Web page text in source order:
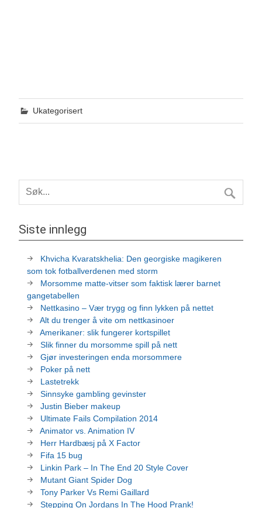
Ukategorisert
Siste innlegg
Khvicha Kvaratskhelia: Den georgiske magikeren
som tok fotballverdenen med storm
Morsomme matte-vitser som faktisk lærer barnet
gangetabellen
Nettkasino – Vær trygg og finn lykken på nettet
Alt du trenger å vite om nettkasinoer
Amerikaner: slik fungerer kortspillet
Slik finner du morsomme spill på nett
Gjør investeringen enda morsommere
Poker på nett
Lastetrekk
Sinnsyke gambling gevinster
Justin Bieber makeup
Ultimate Fails Compilation 2014
Animator vs. Animation IV
Herr Hardbæsj på X Factor
Fifa 15 bug
Linkin Park – In The End 20 Style Cover
Mutant Giant Spider Dog
Tony Parker Vs Remi Gaillard
Stepping On Jordans In The Hood Prank!